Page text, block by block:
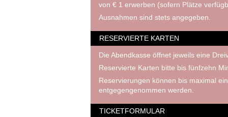
von € 1 erwerben (sofern Plätze
Ausnahmen sind stets angegeben.
RESERVIERTE KARTEN
Die Abendkasse öffnet jeweils eine
Reservierte Karten bitte bis fünfzehn
Reservierungen können bis maximal
entgegengenommen werden.
TICKETFORMULAR